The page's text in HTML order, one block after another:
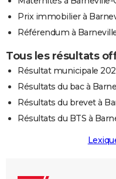
Prix immobilier à
Référendum à
Tous les résultats
Résultat municipale
Résultats du bac à
Résultats du brevet à
Résultats du BTS à